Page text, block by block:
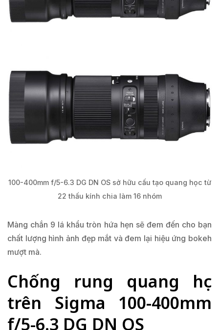
100-400mm f/5-6.3 DG DN OS sở hữu cấu tạo quang học từ
22 thấu kính chia làm 16 nhóm
Màng chắn 9 lá khẩu tròn hứa hẹn sẽ đem đến cho bạn
chất lượng hình ảnh đẹp mắt và đem lại hiệu ứng bokeh
mượt mà.
Chống rung quang học
trên Sigma 100-400mm
f/5-6.3 DG DN OS